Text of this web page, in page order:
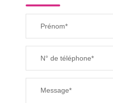
Prénom*
N° de téléphone*
Message*